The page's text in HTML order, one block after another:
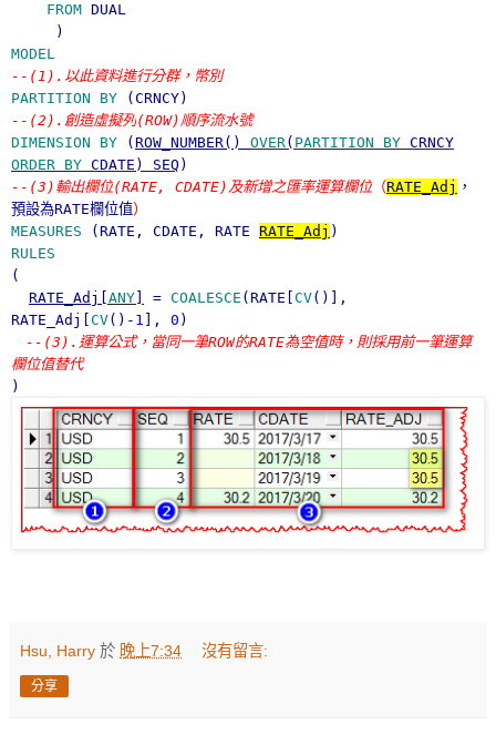
FROM DUAL
)
MODEL
--(1). 以此資料進行分群，幣別
PARTITION
BY (CRNCY)
--(2). 創造虛擬列(ROW)順序流水號
DIMENSION
BY ( ROW_NUMBER() OVER( PARTITION BY CRNCY
ORDER BY CDATE) SEQ )
--(3) 輸出欄位(RATE, CDATE)及新增之匯率運算欄位 （RATE_Adj ，
預設為RATE欄位值）
MEASURES (RATE, CDATE, RATE RATE_Adj )
RULES
(
RATE_Adj[ ANY = COALESCE (RATE[ CV()],
RATE_Adj[ CV()- 1 ], 0 )
--(3). 運算公式，當同一筆ROW的RATE為空值時，則採用前一筆運算
欄位值替代
)
Hsu, Harry 於 晚上7:34 沒有留言:
分享